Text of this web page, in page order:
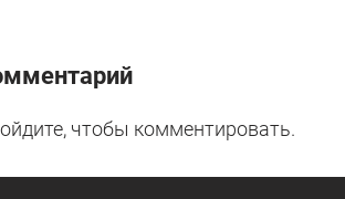
чтобы комментировать.